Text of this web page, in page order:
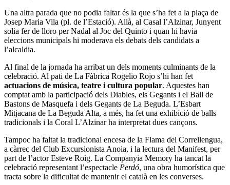
Una altra parada que no podia faltar és la que s’ha fet a la plaça de
Josep Maria Vila (pl. de l’Estació). Allà, al Casal l’Alzinar, Junyent
solia fer de lloro per Nadal al Joc del Quinto i quan hi havia
eleccions municipals hi moderava els debats dels candidats a
l’alcaldia.
Al final de la jornada ha arribat un dels moments culminants de la
celebració. Al pati de La Fàbrica Rogelio Rojo s’hi han fet
actuacions de música, teatre i cultura popular. Aquestes han
comptat amb la participació dels Diables, els Gegants i el Ball de
Bastons de Masquefa i dels Gegants de La Beguda. L’Esbart
Mitjacana de La Beguda Alta, a més, ha fet una exhibició de balls
tradicionals i la Coral L’Alzinar ha interpretat dues cançons.
Tampoc ha faltat la tradicional encesa de la Flama del Correllengua,
a càrrec del Club Excursionista Anoia, i la lectura del Manifest, per
part de l’actor Esteve Roig. La Companyia Memory ha tancat la
celebració representant l’espectacle Perdó, una obra humorística que
tracta sobre la dificultat de mantenir el català en les converses.